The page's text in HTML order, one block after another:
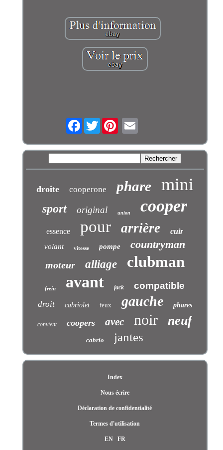
FacebookTwitter
droite cooperone phare mini
sport original union cooper
essence pour arrière cuir
volant vitesse pompe countryman
moteur alliage clubman
frein avant jack compatible
droit cabriolet feux gauche phares
convient coopers avec noir neuf
cabrio jantes
Index
Nous écrire
Déclaration de confidentialité
Termes d'utilisation
EN FR